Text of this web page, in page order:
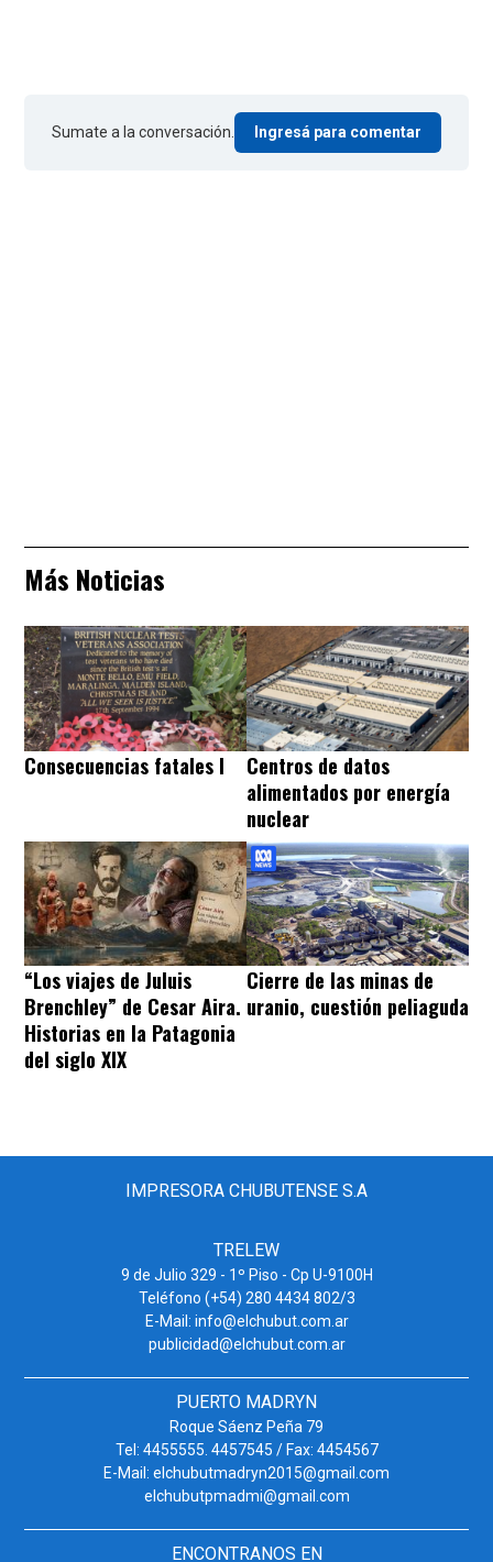
Sumate a la conversación. Ingresá para comentar
Más Noticias
Consecuencias fatales I
Centros de datos
alimentados por energía
nuclear
“Los viajes de Juluis
Brenchley” de Cesar Aira.
Historias en la Patagonia
del siglo XIX
Cierre de las minas de
uranio, cuestión peliaguda
IMPRESORA CHUBUTENSE S.A
TRELEW
9 de Julio 329 - 1º Piso - Cp U-9100H
Teléfono (+54) 280 4434 802/3
E-Mail: info@elchubut.com.ar
publicidad@elchubut.com.ar
PUERTO MADRYN
Roque Sáenz Peña 79
Tel: 4455555. 4457545 / Fax: 4454567
E-Mail: elchubutmadryn2015@gmail.com
elchubutpmadmi@gmail.com
ENCONTRANOS EN